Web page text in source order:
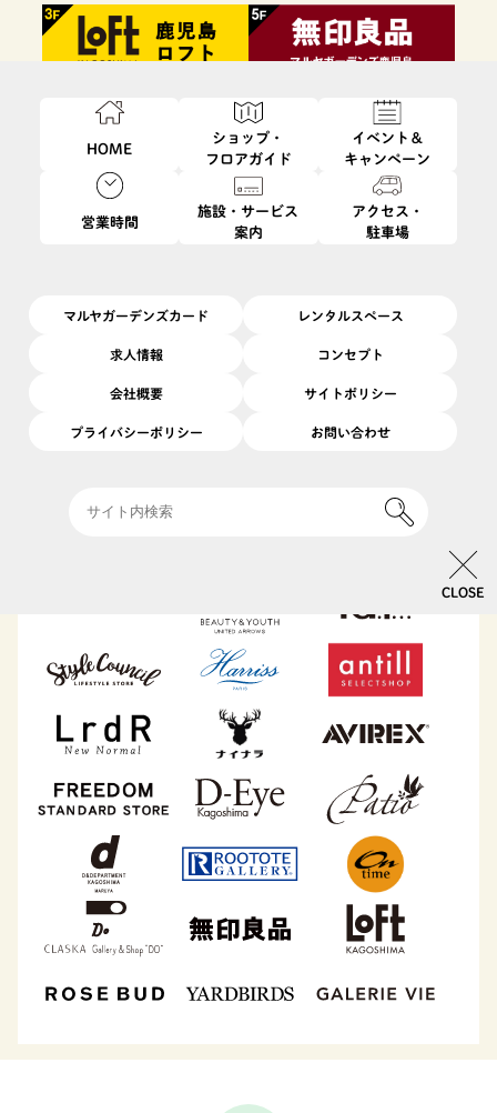
HOME
ショップ・
フロアガイド
イベント＆
キャンペーン
営業時間
施設・サービス
案内
アクセス・
駐車場
マルヤガーデンズカード レンタルスペース
求人情報 コンセプト
会社概要 サイトポリシー
プライバシーポリシー お問い合わせ
CLOSE